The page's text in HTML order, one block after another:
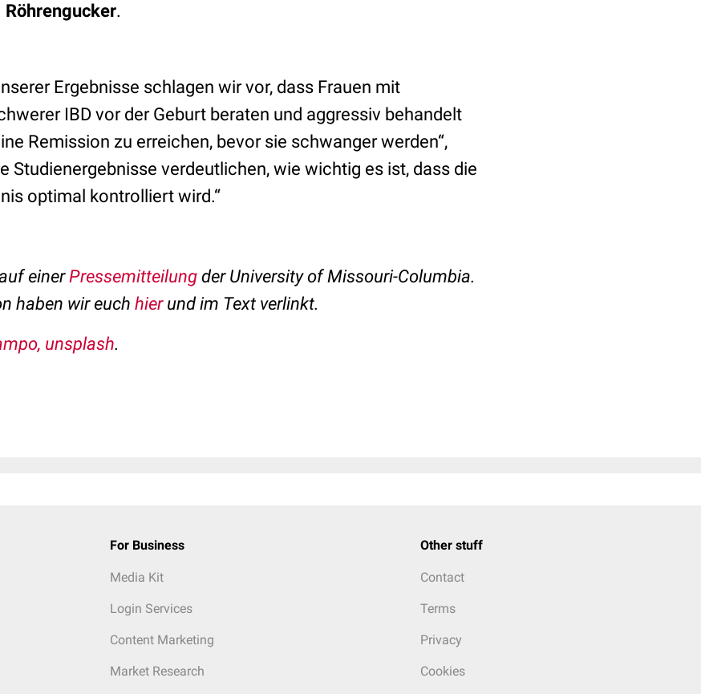
Röhrengucker.
Ergebnisse schlagen wir vor, dass Frauen mit
IBD vor der Geburt beraten und aggressiv behandelt
Remission zu erreichen, bevor sie schwanger werden“,
Studienergebnisse verdeutlichen, wie wichtig es ist, dass die
optimal kontrolliert wird.“
einerPressemitteilung der University of Missouri-Columbia.
haben wir euch hierund im Text verlinkt.
unsplash.
For Business
Media Kit
Login Services
Content Marketing
Market Research
Other stuff
Contact
Terms
Privacy
Cookies